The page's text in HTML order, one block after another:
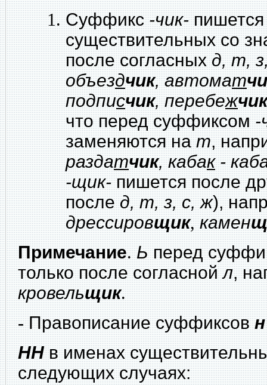
Суффикс-чик-
существительных со
после согласныхд, т,
объездчик, автомат
подписчик, перебежчик
что перед суффиксом-
заменяются нат,
раздатчик, кабак-
-щик-пишется после
послед, т, з, с, ж),
дрессировщик,камен
Примечание.Ьперед
только после согласнойл,
кровельщик.
-Правописание суффиксовн
НН в именах
следующих случаях: